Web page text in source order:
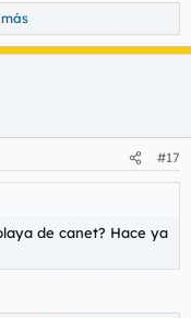
#17
de canet? Hace ya